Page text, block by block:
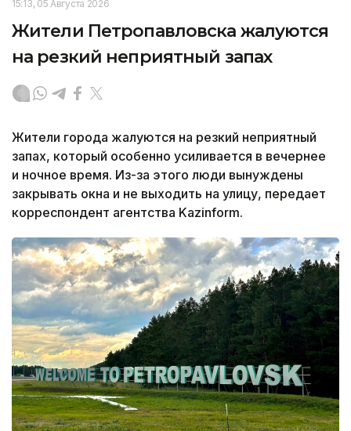
15:13, 05 Августа 2026
Жители Петропавловска жалуются
на резкий неприятный запах
Жители города жалуются на резкий неприятный
запах, который особенно усиливается в вечернее
и ночное время. Из-за этого люди вынуждены
закрывать окна и не выходить на улицу, передает
корреспондент агентства Kazinform.